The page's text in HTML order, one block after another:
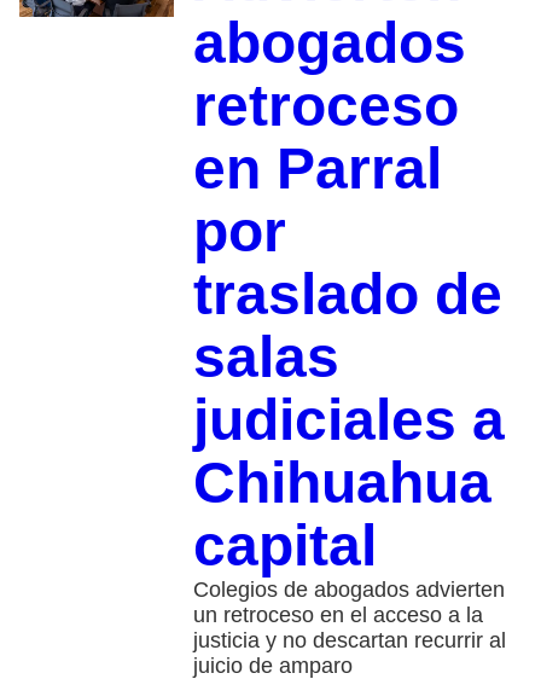
abogados
retroceso
en Parral
por
traslado de
salas
judiciales a
Chihuahua
capital
Colegios de abogados advierten
un retroceso en el acceso a la
justicia y no descartan recurrir al
juicio de amparo